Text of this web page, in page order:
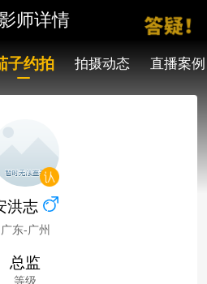
师详情
子约拍 拍摄动态 直播案例
洪志
广东-广州
总监
等级